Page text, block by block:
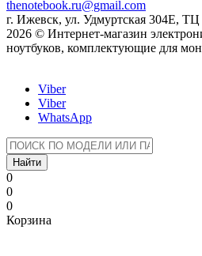
thenotebook.ru@gmail.com
г. Ижевск, ул. Удмуртская 304Е,
2026 © Интернет-магазин
ноутбуков, комплектующие для
Viber
Viber
WhatsApp
Найти
0
0
0
Корзина